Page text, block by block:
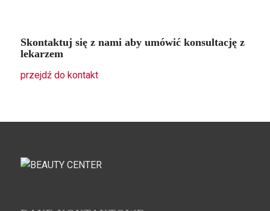
Skontaktuj się z nami aby umówić konsultację z
lekarzem
przejdź do kontakt